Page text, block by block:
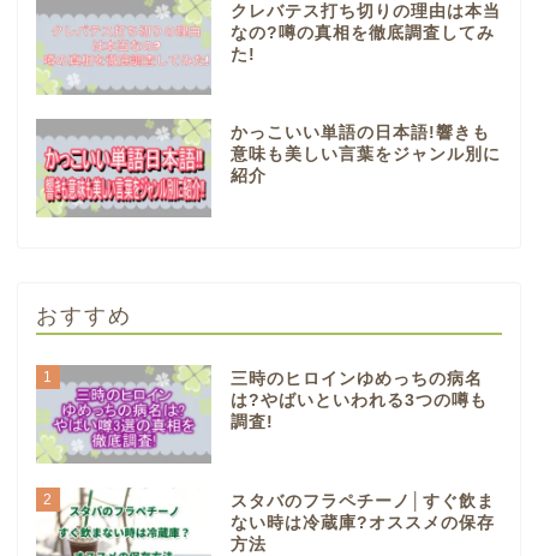
クレバテス打ち切りの理由は本当
なの?噂の真相を徹底調査してみ
た!
かっこいい単語の日本語!響きも
意味も美しい言葉をジャンル別に
紹介
おすすめ
1
三時のヒロインゆめっちの病名
は?やばいといわれる3つの噂も
調査!
2
スタバのフラペチーノ│すぐ飲ま
ない時は冷蔵庫?オススメの保存
方法